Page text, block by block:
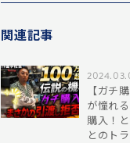
関連記事
【ガチ
が憧れ
購入！
とのト